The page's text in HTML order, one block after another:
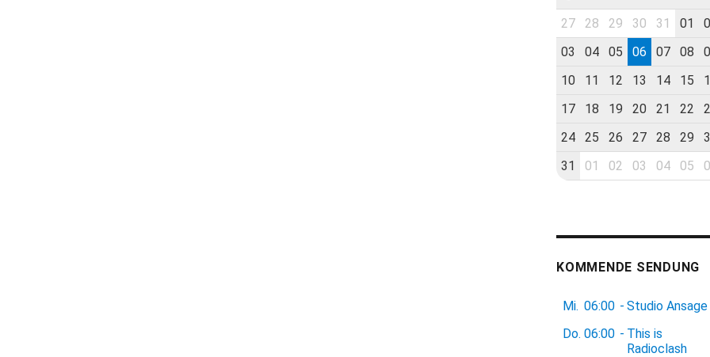
27 28 29 30 31 01
03
04 05 06 07 08
10
11 12 13 14 15
17
18 19 20 21 22
24
25 26 27 28 29
31
01 02 03 04 05
KOMMENDE SENDUNG
Mi. 06:00 - Studio Ansage
Do. 06:00 - This is
Radioclash